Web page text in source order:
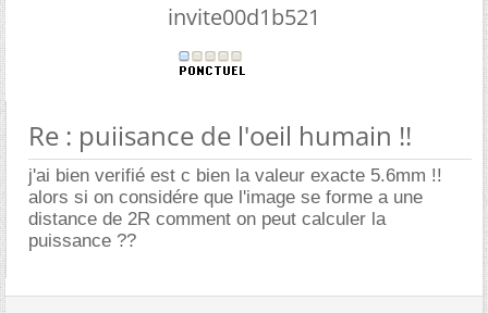
invite00d1b521
Re : puiisance de l'oeil humain !!
j'ai bien verifié est c bien la valeur exacte 5.6mm !!
alors si on considére que l'image se forme a une
distance de 2R comment on peut calculer la
puissance ??